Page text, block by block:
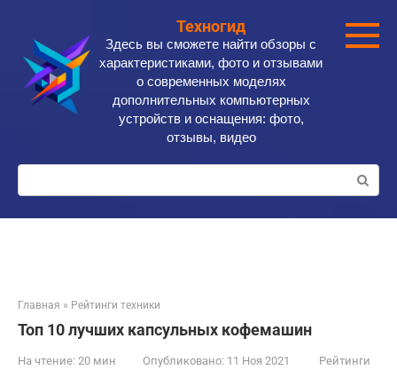
контенту
Техногид
Здесь вы сможете найти обзоры с
характеристиками, фото и отзывами
о современных моделях
дополнительных компьютерных
устройств и оснащения: фото,
отзывы, видео
Поиск:
Главная » Рейтинги техники
Топ 10 лучших капсульных кофемашин
На чтение: 20 мин Опубликовано: 11 Ноя 2021
Рейтинги